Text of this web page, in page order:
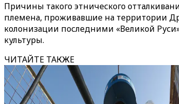
Причины такого этнического
племена, проживавшие на территории
колонизации последними «Великой
культуры.
ЧИТАЙТЕ ТАКЖЕ